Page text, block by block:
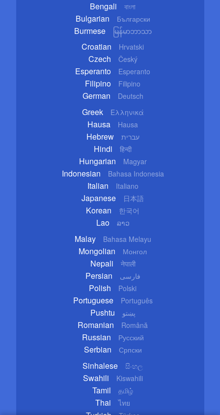
Bengali বাংলা
Bulgarian Български
Burmese မြန်မာဘာသာ
Croatian Hrvatski
Czech Český
Esperanto Esperanto
Filipino Filipino
German Deutsch
Greek Ελληνικά
Hausa Hausa
Hebrew עברית
Hindi हिन्दी
Hungarian Magyar
Indonesian Bahasa Indonesia
Italian Italiano
Japanese 日本語
Korean 한국어
Lao ລາວ
Malay Bahasa Melayu
Mongolian Монгол
Nepali नेपाली
Persian فارسی
Polish Polski
Portuguese Português
Pushtu پښتو
Romanian Română
Russian Русский
Serbian Српски
Sinhalese සිංහල
Swahili Kiswahili
Tamil தமிழ்
Thai ไทย